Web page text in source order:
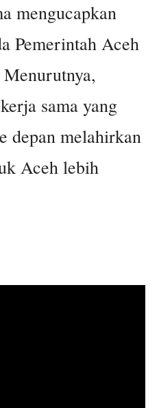
mengucapkan
Pemerintah Aceh
sama yang
depan melahirkan
Aceh lebih